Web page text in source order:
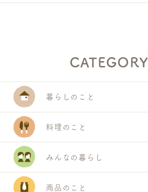
CATEGORY
暮らしのこと
料理のこと
みんなの暮らし
商品のこと